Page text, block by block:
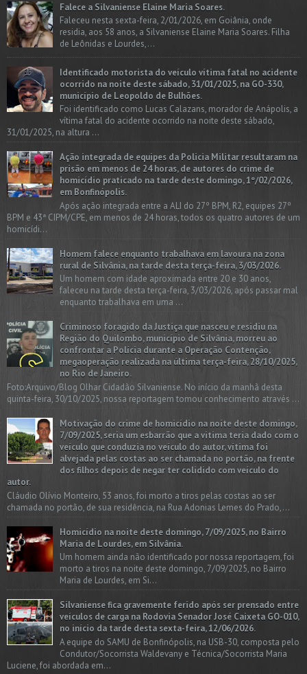
Falece a Silvaniense Elaine Maria Soares.
Faleceu nesta sexta-feira, 2/01/2026, em Goiânia, onde
residia, aos 58 anos, a Silvaniense Elaine Maria Soares. Filha
de Leônidas e Lourdes,...
Identificado motorista do veículo vítima fatal no acidente
ocorrido na noite deste sábado, 31/01/2025, na GO-330,
município de Leopoldo de Bulhões.
Foi identificado como Lucas Calazans, morador de Anápolis, a
vítima fatal do acidente ocorrido na noite deste sábado,
31/01/2025, na altura ...
Ação integrada de equipes da Policia Militar resultaram na
prisão em menos de 24 horas, de autores do crime de
homicídio praticado na tarde deste domingo, 1º/02/2026,
em Bonfinópolis.
Após ação integrada entre a ALI do 27º BPM, R2, equipes 27º
BPM e 43ª CIPM/CPE, em menos de 24 horas, todos os quatro autores de um
homicídi...
Homem falece enquanto trabalhava em lavoura na zona
rural de Silvânia, na tarde desta terça-feira, 3/03/2026.
Um homem com idade aproximada entre 20 e 30 anos,
faleceu na tarde desta terça-feira, 3/03/2026, após passar mal
enquanto trabalhava em uma ...
Criminoso foragido da Justiça que nasceu e residiu na
Região do Quilombo, município de Silvânia, morreu ao
confrontar a Polícia durante a Operação Contenção,
megaoperação realizada na última terça-feira, 28/10/2025,
no Rio de Janeiro.
Foto:Arquivo/Blog Olhar Cidadão Silvaniense. No início da manhã desta
quinta-feira, 30/10/2025, nossa reportagem tomou conhecimento através ...
Motivação do crime de homicídio na noite deste domingo,
7/09/2025, seria um esbarrão que a vitima teria dado com o
veículo que conduzia no veículo do autor, vítima foi
alvejada pelas costas ao ser chamada no portão, na frente
dos filhos depois de negar ter colidido com veículo do
autor.
Cláudio Olívio Monteiro, 53 anos, foi morto a tiros pelas costas ao ser
chamada no portão, de sua residência, na Rua Adonias Lemes do Prado,...
Homicídio na noite deste domingo, 7/09/2025, no Bairro
Maria de Lourdes, em Silvânia.
Um homem ainda não identificado por nossa reportagem, foi
morto a tiros na noite deste domingo, 7/09/2025, no Bairro
Maria de Lourdes, em Si...
Silvaniense fica gravemente ferido após ser prensado entre
veículos de carga na Rodovia Senador José Caixeta GO-010,
no início da tarde desta sexta-feira, 12/06/2026.
A equipe do SAMU de Bonfinópolis, na USB-30, composta pelo
Condutor/Socorrista Waldevany e Técnica/Socorrista Maria
Luciene, foi abordada em...